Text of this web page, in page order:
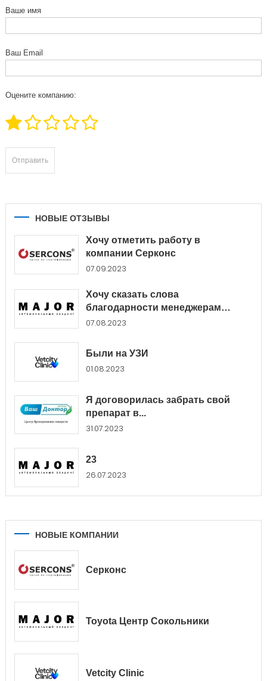
Ваше имя
Ваш Email
Оцените компанию:
НОВЫЕ ОТЗЫВЫ
Хочу отметить работу в
компании Серконс
07.09.2023
Хочу сказать слова
благодарности менеджерам
Major...
07.08.2023
Были на УЗИ
01.08.2023
Я договорилась забрать свой
препарат в...
31.07.2023
23
26.07.2023
НОВЫЕ КОМПАНИИ
Серконс
Toyota Центр Сокольники
Vetcity Clinic